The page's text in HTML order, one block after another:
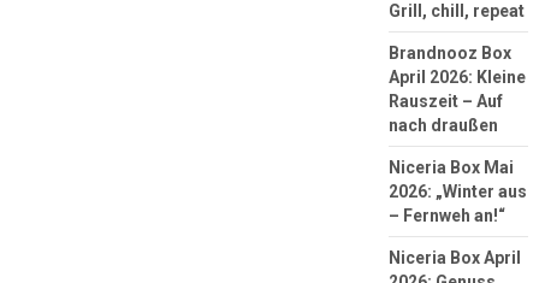
Grill, chill, repeat
Brandnooz Box
April 2026: Kleine
Rauszeit – Auf
nach draußen
Niceria Box Mai
2026: „Winter aus
– Fernweh an!“
Niceria Box April